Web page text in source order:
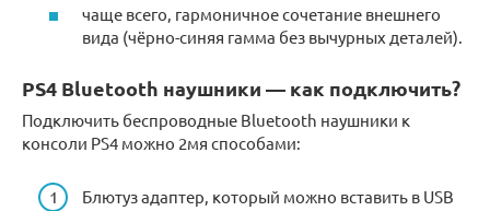
чаще всего, гармоничное сочетание внешнего
вида (чёрно-синяя гамма без вычурных деталей).
PS4 Bluetooth наушники — как подключить?
Подключить беспроводные Bluetooth наушники к
консоли PS4 можно 2мя способами:
Блютуз адаптер, который можно вставить в USB